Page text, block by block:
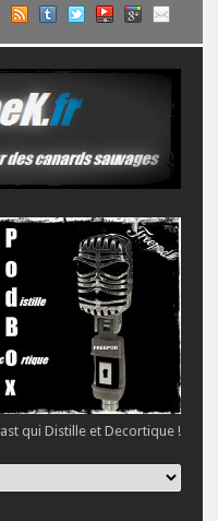
qui Distille et Decortique !